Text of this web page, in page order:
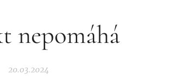
nepomáhá
20.03.2024